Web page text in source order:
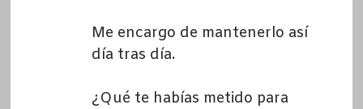
Me encargo de mantenerlo así
día tras día.
¿Qué te habías metido para